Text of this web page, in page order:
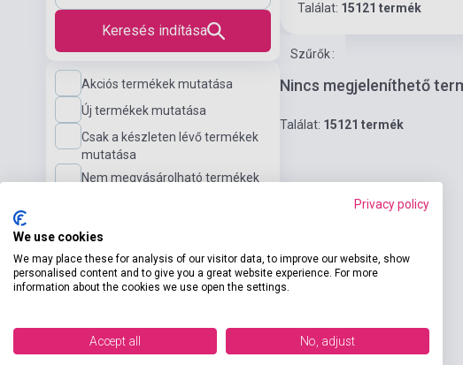
Keresés indítása
Akciós termékek mutatása
Új termékek mutatása
Csak a készleten lévő termékek
mutatása
Nem megvásárolható termékek
Nyelvi szint
Szerző
Találat: 15121 termék
Szűrők:
Nincs megjeleníthető
Találat: 15121 termék
Privacy policy
We use cookies
We may place these for analysis of our visitor data, to improve our website, show
personalised content and to give you a great website experience. For more
information about the cookies we use open the settings.
Accept all No, adjust